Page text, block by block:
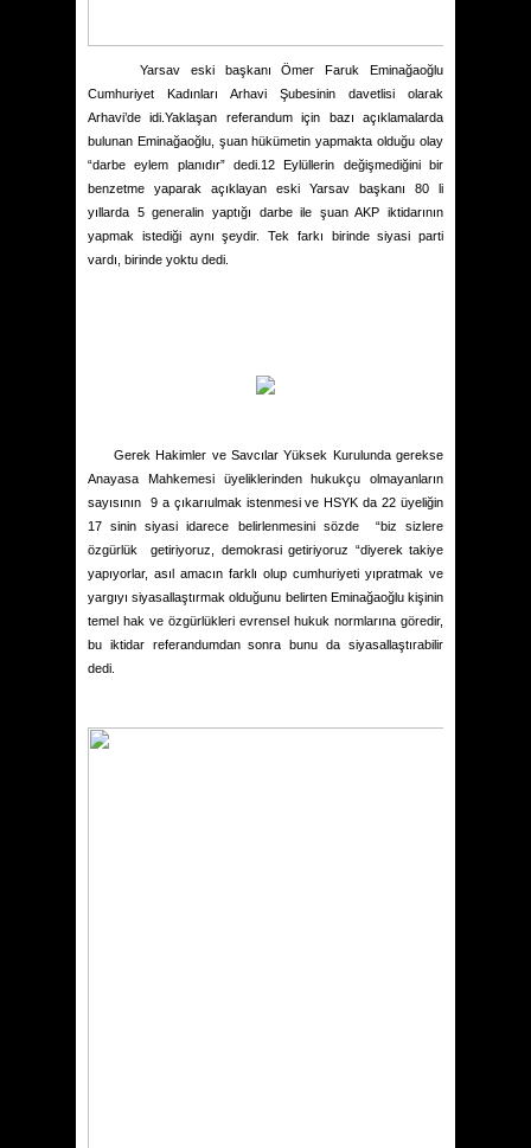
Yarsav eski başkanı Ömer Faruk Eminağaoğlu
Cumhuriyet Kadınları Arhavi Şubesinin davetlisi olarak
Arhavi’de idi.Yaklaşan referandum için bazı açıklamalarda
bulunan Eminağaoğlu, şuan hükümetin yapmakta olduğu olay
“darbe eylem planıdır” dedi.12 Eylüllerin değişmediğini bir
benzetme yaparak açıklayan eski Yarsav başkanı 80 li
yıllarda 5 generalin yaptığı darbe ile şuan AKP iktidarının
yapmak istediği aynı şeydir. Tek farkı birinde siyasi parti
vardı, birinde yoktu dedi.
Gerek Hakimler ve Savcılar Yüksek Kurulunda gerekse
Anayasa Mahkemesi üyeliklerinden hukukçu olmayanların
sayısının
9 a çıkarıulmak istenmesi ve HSYK da 22 üyeliğin
17 sinin siyasi idarece belirlenmesini sözde
“biz sizlere
özgürlük
getiriyoruz, demokrasi getiriyoruz “diyerek takiye
yapıyorlar, asıl amacın farklı olup cumhuriyeti yıpratmak ve
yargıyı siyasallaştırmak olduğunu belirten Eminağaoğlu kişinin
temel hak ve özgürlükleri evrensel hukuk normlarına göredir,
bu iktidar referandumdan sonra bunu da siyasallaştırabilir
dedi.